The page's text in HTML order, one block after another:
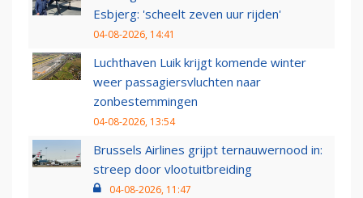
Esbjerg: 'scheelt zeven uur rijden'
04-08-2026, 14:41
Luchthaven Luik krijgt komende winter
weer passagiersvluchten naar
zonbestemmingen
04-08-2026, 13:54
Brussels Airlines grijpt ternauwernood in:
streep door vlootuitbreiding
04-08-2026, 11:47